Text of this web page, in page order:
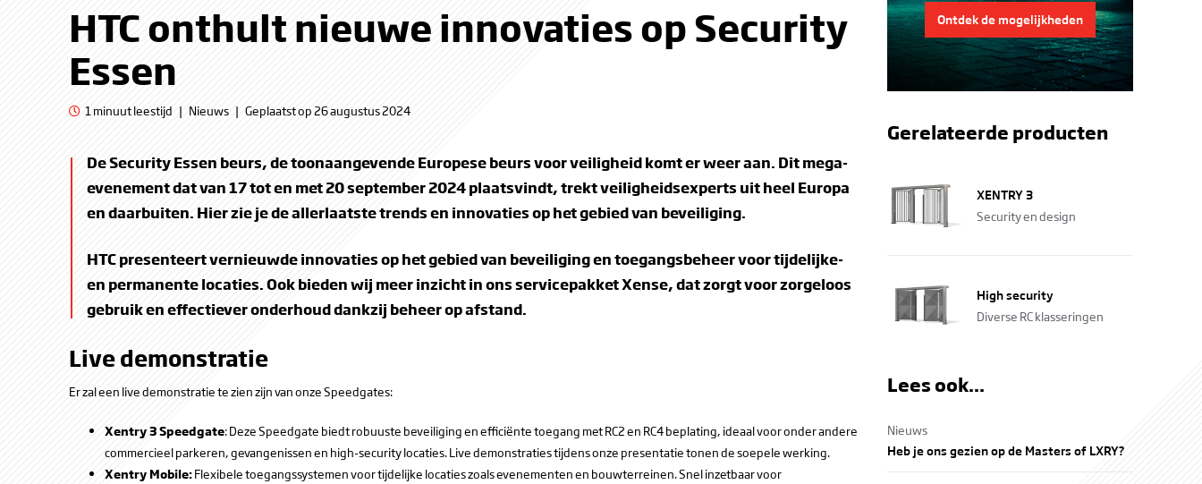
HTC onthult nieuwe innovaties op Security
Essen
1 minuut leestijd | Nieuws | Geplaatst op 26 augustus 2024
De Security Essen beurs, de toonaangevende Europese beurs voor veiligheid komt er weer aan. Dit mega-
evenement dat van 17 tot en met 20 september 2024 plaatsvindt, trekt veiligheidsexperts uit heel Europa
en daarbuiten. Hier zie je de allerlaatste trends en innovaties op het gebied van beveiliging.
HTC presenteert vernieuwde innovaties op het gebied van beveiliging en toegangsbeheer voor tijdelijke-
en permanente locaties. Ook bieden wij meer inzicht in ons servicepakket Xense, dat zorgt voor zorgeloos
gebruik en effectiever onderhoud dankzij beheer op afstand.
Live demonstratie
Er zal een live demonstratie te zien zijn van onze Speedgates:
Xentry 3 Speedgate: Deze Speedgate biedt robuuste beveiliging en efficiënte toegang met RC2 en RC4 beplating, ideaal voor onder andere
commercieel parkeren, gevangenissen en high-security locaties. Live demonstraties tijdens onze presentatie tonen de soepele werking.
Xentry Mobile:Flexibele toegangssystemen voor tijdelijke locaties zoals evenementen en bouwterreinen. Snel inzetbaar voor
Ontdek de mogelijkheden
Gerelateerde producten
XENTRY 3
Security en design
High security
Diverse RC klasseringen
Lees ook...
Nieuws
Heb je ons gezien op de Masters of LXRY?